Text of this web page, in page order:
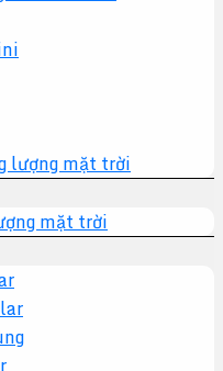
lượng mặt trời
mặt trời